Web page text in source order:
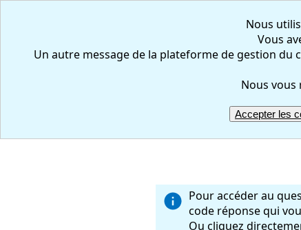
Nous
Vous
Un autre message de la plateforme de gestion du
Nous vous
Accepter les
Pour accéder au
code réponse qui
Ou cliquez